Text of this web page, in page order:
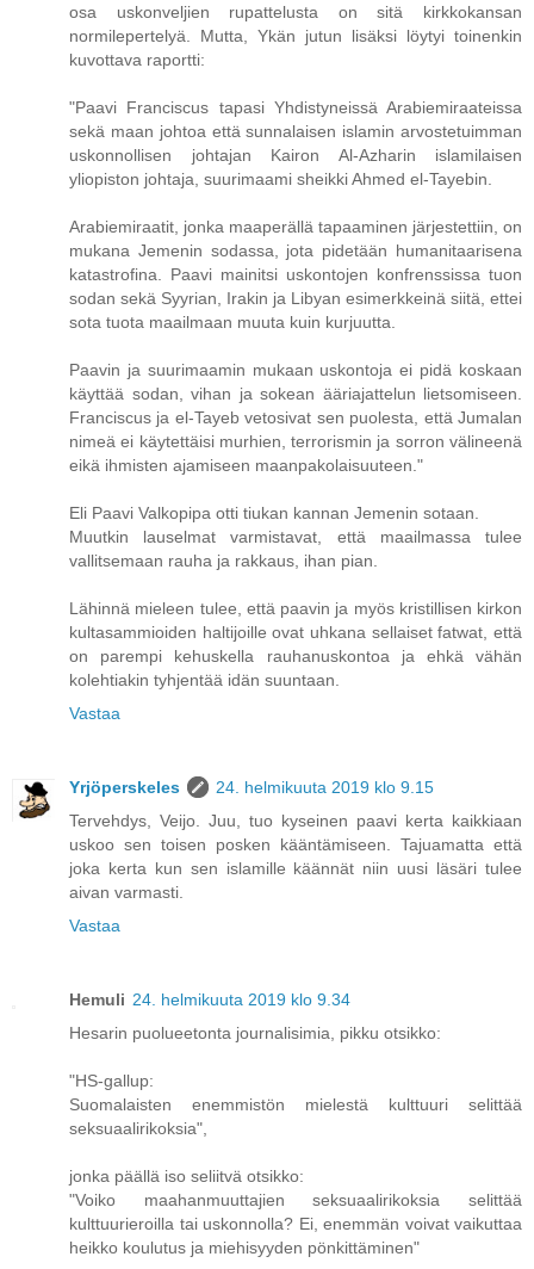
osa uskonveljien rupattelusta on sitä kirkkokansan
normilepertelyä. Mutta, Ykän jutun lisäksi löytyi toinenkin
kuvottava raportti:
"Paavi Franciscus tapasi Yhdistyneissä Arabiemiraateissa
sekä maan johtoa että sunnalaisen islamin arvostetuimman
uskonnollisen johtajan Kairon Al-Azharin islamilaisen
yliopiston johtaja, suurimaami sheikki Ahmed el-Tayebin.
Arabiemiraatit, jonka maaperällä tapaaminen järjestettiin, on
mukana Jemenin sodassa, jota pidetään humanitaarisena
katastrofina. Paavi mainitsi uskontojen konfrenssissa tuon
sodan sekä Syyrian, Irakin ja Libyan esimerkkeinä siitä, ettei
sota tuota maailmaan muuta kuin kurjuutta.
Paavin ja suurimaamin mukaan uskontoja ei pidä koskaan
käyttää sodan, vihan ja sokean ääriajattelun lietsomiseen.
Franciscus ja el-Tayeb vetosivat sen puolesta, että Jumalan
nimeä ei käytettäisi murhien, terrorismin ja sorron välineenä
eikä ihmisten ajamiseen maanpakolaisuuteen."
Eli Paavi Valkopipa otti tiukan kannan Jemenin sotaan.
Muutkin lauselmat varmistavat, että maailmassa tulee
vallitsemaan rauha ja rakkaus, ihan pian.
Lähinnä mieleen tulee, että paavin ja myös kristillisen kirkon
kultasammioiden haltijoille ovat uhkana sellaiset fatwat, että
on parempi kehuskella rauhanuskontoa ja ehkä vähän
kolehtiakin tyhjentää idän suuntaan.
Vastaa
Yrjöperskeles
24. helmikuuta 2019 klo 9.15
Tervehdys, Veijo. Juu, tuo kyseinen paavi kerta kaikkiaan
uskoo sen toisen posken kääntämiseen. Tajuamatta että
joka kerta kun sen islamille käännät niin uusi läsäri tulee
aivan varmasti.
Vastaa
Hemuli 24. helmikuuta 2019 klo 9.34
Hesarin puolueetonta journalisimia, pikku otsikko:
"HS-gallup:
Suomalaisten enemmistön mielestä kulttuuri selittää
seksuaali­rikoksia",
jonka päällä iso seliitvä otsikko:
"Voiko maahanmuuttajien seksuaalirikoksia selittää
kulttuurieroilla tai uskonnolla? Ei, enemmän voivat vaikuttaa
heikko koulutus ja miehisyyden pönkittäminen"